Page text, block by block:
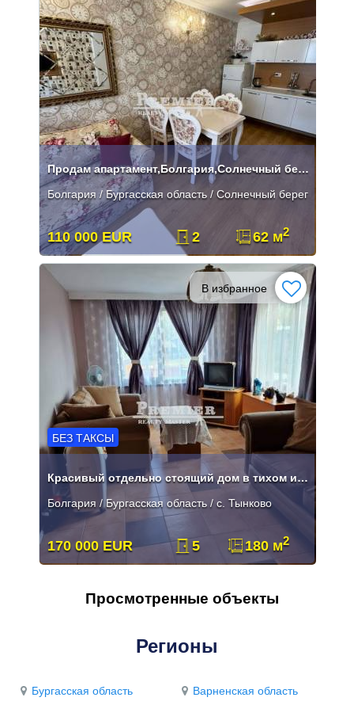
Продам апартамент,Болгария,Солнечный берег.
Болгария / Бургасская область / Солнечный берег
110 000 EUR 2 62 м2
В избранное
БЕЗ ТАКСЫ
Красивый отдельно стоящий дом в тихом и уютном месте!
Болгария / Бургасская область / с. Тынково
170 000 EUR 5 180 м2
Просмотренные объекты
Регионы
Бургасская область Варненская область